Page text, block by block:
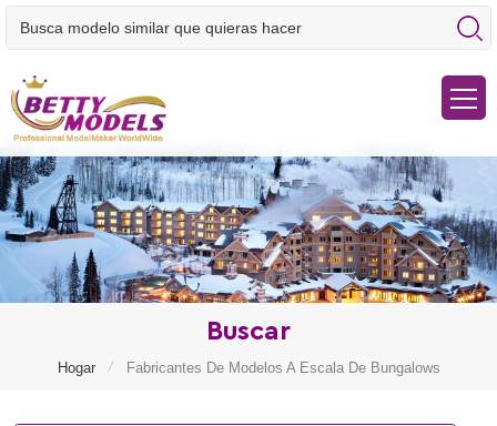
Buscar
Hogar / Fabricantes De Modelos A Escala De Bungalows